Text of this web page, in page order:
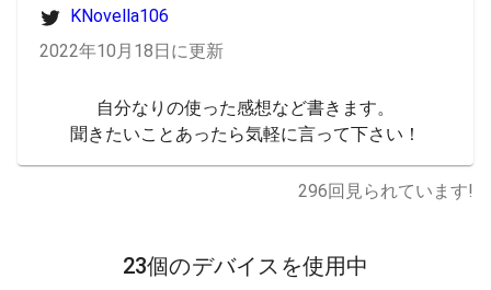
KNovella106
2022年10月18日に更新
自分なりの使った感想など書きます。
聞きたいことあったら気軽に言って下さい！
296回見られています!
23個のデバイスを使用中